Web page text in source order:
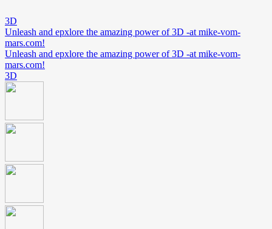
3D
Unleash and epxlore the amazing power of 3D -at mike-vom-
mars.com!
Unleash and epxlore the amazing power of 3D -at mike-vom-
mars.com!
3D